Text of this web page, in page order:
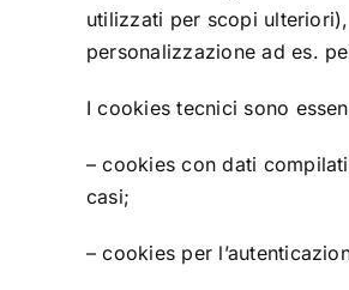
utilizzati per scopi
personalizzazione ad es.
I cookies tecnici sono
– cookies con dati
casi;
– cookies per